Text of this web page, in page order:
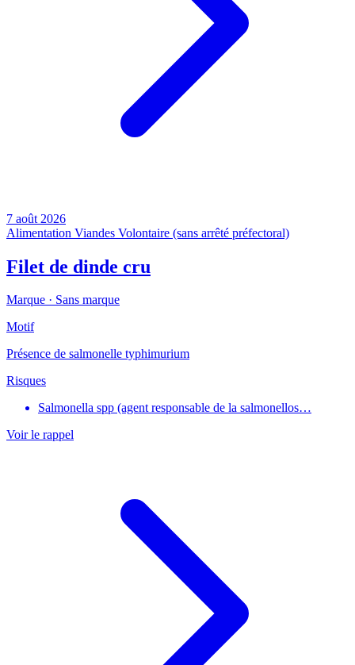
7 août 2026
Alimentation Viandes Volontaire (sans arrêté préfectoral)
Filet de dinde cru
Marque · Sans marque
Motif
Présence de salmonelle typhimurium
Risques
Salmonella spp (agent responsable de la salmonellos…
Voir le rappel